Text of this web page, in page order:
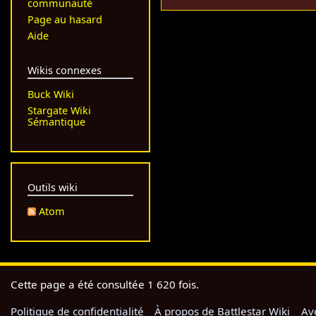
v
communauté
Page au hasard
Aide
Wikis connexes
Buck Wiki
Stargate Wiki
Sémantique
Outils wiki
Atom
Cette page a été consultée 1 620 fois.
Politique de confidentialité
À propos de Battlestar Wiki